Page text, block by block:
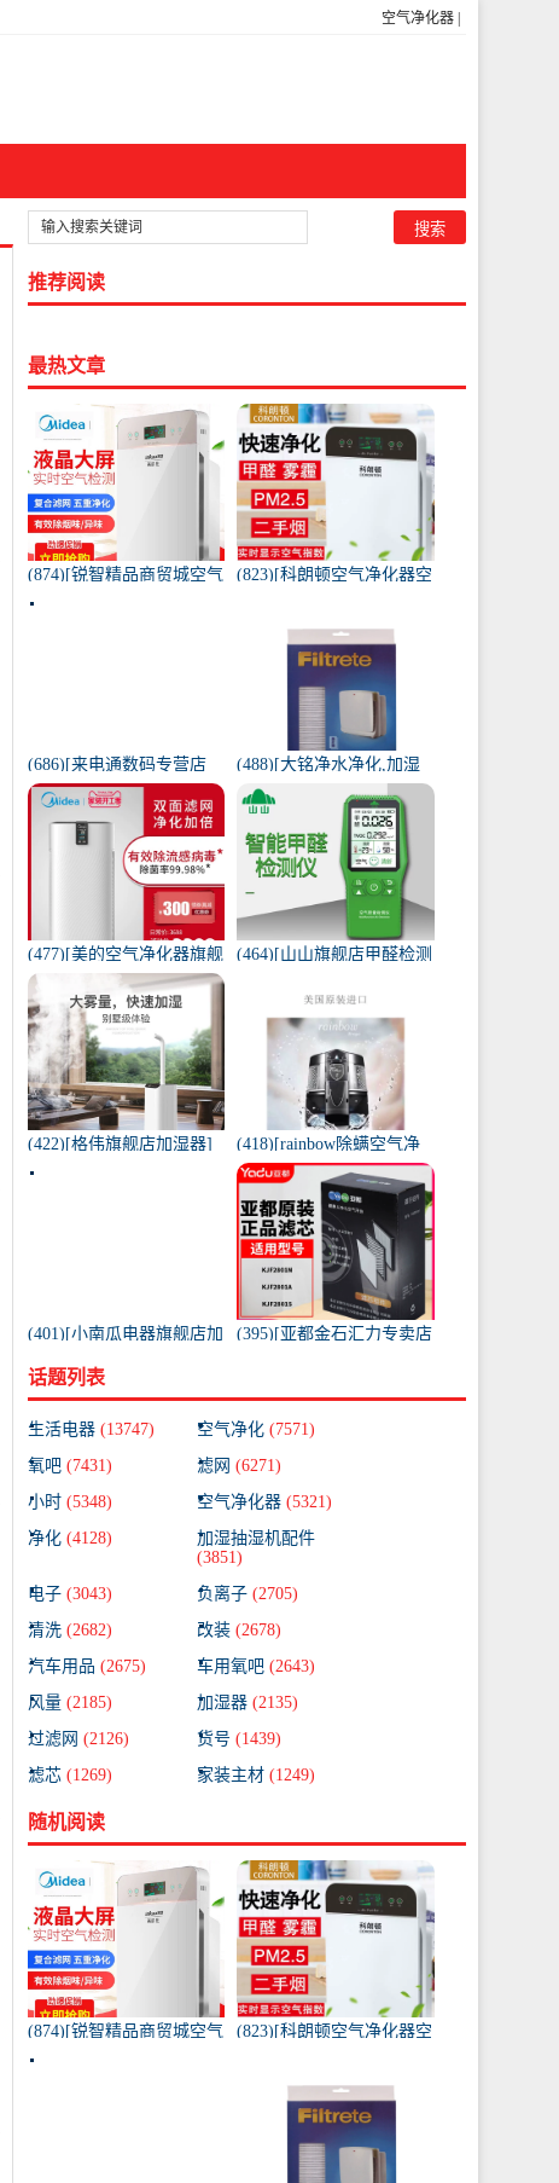
空气净化器
推荐阅读
最热文章
(874)[锐智精品商贸城空气
净化器]小米品质车载空气
(823)[科朗顿空气净化器空
雾月销量9件仅售168元
(686)[来电通数码专营店
USB加湿器]加湿器家用静
音卧室小米小型空气无线
可月销量213件仅售29元
(488)[大铭净水净化,加湿
抽湿机配件]3M菲尔萃空
气净化器静电滤网FACF月
销量1件仅售199元
(477)[美的空气净化器旗舰
店空气净化,氧吧]美的空气
净化器家用除甲醛月销量
170件仅售3698元
(464)[山山旗舰店甲醛检测
苯空气质量专业家月销量
12件仅售298元
(422)[格伟旗舰店加湿器]
工业加湿器大容量空气家
(418)[rainbow除螨空气净
化,氧吧]美国原装进口水过
滤RAINBOW空气月销量0
件仅售31920元
(401)[小南瓜电器旗舰店加
音卧室月销量198件仅售
59.9元
(395)[亚都金石汇力专卖店
KJF28月销量0件仅售249元
话题列表
生活电器 (13747) 空气净化 (7571)
氧吧 (7431) 滤网 (6271)
小时 (5348) 空气净化器 (5321)
净化 (4128)
加湿抽湿机配件
(3851)
电子 (3043) 负离子 (2705)
清洗 (2682) 改装 (2678)
汽车用品 (2675) 车用氧吧 (2643)
风量 (2185) 加湿器 (2135)
过滤网 (2126) 货号 (1439)
滤芯 (1269) 家装主材 (1249)
随机阅读
(874)[锐智精品商贸城空气
净化器]小米品质车载空气
(823)[科朗顿空气净化器空
雾月销量9件仅售168元